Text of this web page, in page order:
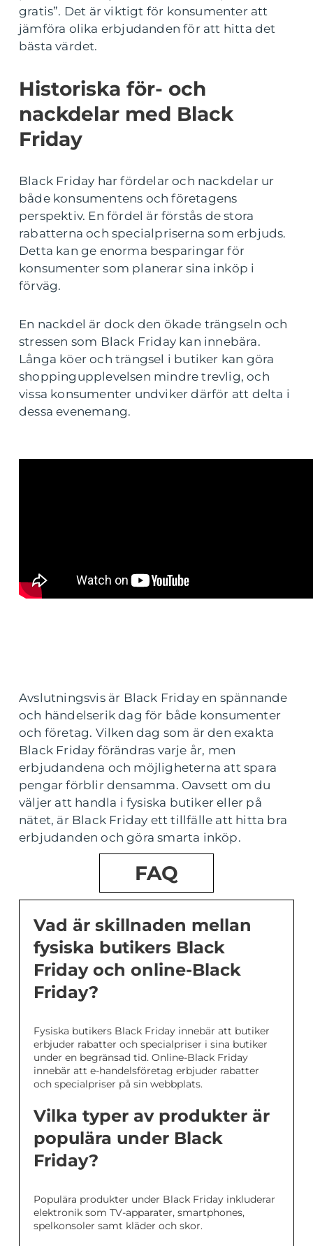
gratis”. Det är viktigt för konsumenter att
jämföra olika erbjudanden för att hitta det
bästa värdet.
Historiska för- och
nackdelar med Black
Friday
Black Friday har fördelar och nackdelar ur
både konsumentens och företagens
perspektiv. En fördel är förstås de stora
rabatterna och specialpriserna som erbjuds.
Detta kan ge enorma besparingar för
konsumenter som planerar sina inköp i
förväg.
En nackdel är dock den ökade trängseln och
stressen som Black Friday kan innebära.
Långa köer och trängsel i butiker kan göra
shoppingupplevelsen mindre trevlig, och
vissa konsumenter undviker därför att delta i
dessa evenemang.
Avslutningsvis är Black Friday en spännande
och händelserik dag för både konsumenter
och företag. Vilken dag som är den exakta
Black Friday förändras varje år, men
erbjudandena och möjligheterna att spara
pengar förblir densamma. Oavsett om du
väljer att handla i fysiska butiker eller på
nätet, är Black Friday ett tillfälle att hitta bra
erbjudanden och göra smarta inköp.
FAQ
Vad är skillnaden mellan
fysiska butikers Black
Friday och online-Black
Friday?
Fysiska butikers Black Friday innebär att butiker
erbjuder rabatter och specialpriser i sina butiker
under en begränsad tid. Online-Black Friday
innebär att e-handelsföretag erbjuder rabatter
och specialpriser på sin webbplats.
Vilka typer av produkter är
populära under Black
Friday?
Populära produkter under Black Friday inkluderar
elektronik som TV-apparater, smartphones,
spelkonsoler samt kläder och skor.